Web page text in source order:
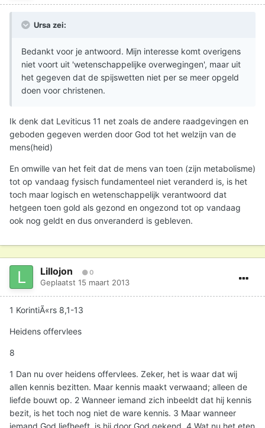
Ursa zei:
Bedankt voor je antwoord. Mijn interesse komt overigens
niet voort uit 'wetenschappelijke overwegingen', maar uit
het gegeven dat de spijswetten niet per se meer opgeld
doen voor christenen.
Ik denk dat Leviticus 11 net zoals de andere raadgevingen en
geboden gegeven werden door God tot het welzijn van de
mens(heid)
En omwille van het feit dat de mens van toen (zijn metabolisme)
tot op vandaag fysisch fundamenteel niet veranderd is, is het
toch maar logisch en wetenschappelijk verantwoord dat
hetgeen toen gold als gezond en ongezond tot op vandaag
ook nog geldt en dus onveranderd is gebleven.
Lillojon 0
Geplaatst 15 maart 2013
1 KorintiÃ«rs 8,1-13
Heidens offervlees
8
1 Dan nu over heidens offervlees. Zeker, het is waar dat wij
allen kennis bezitten. Maar kennis maakt verwaand; alleen de
liefde bouwt op. 2 Wanneer iemand zich inbeeldt dat hij kennis
bezit, is het toch nog niet de ware kennis. 3 Maar wanneer